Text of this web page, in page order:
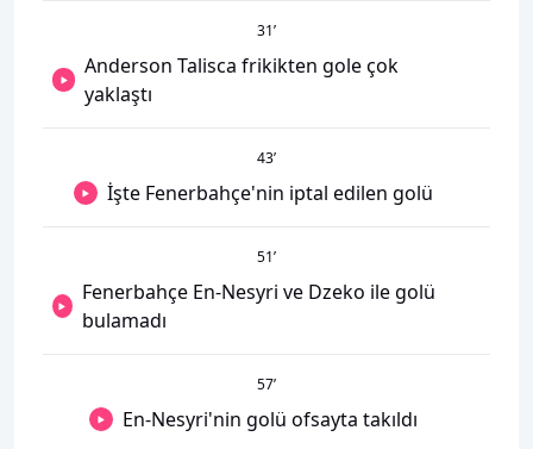
31’
Anderson Talisca frikikten gole çok
yaklaştı
43’
İşte Fenerbahçe'nin iptal edilen golü
51’
Fenerbahçe En-Nesyri ve Dzeko ile golü
bulamadı
57’
En-Nesyri'nin golü ofsayta takıldı